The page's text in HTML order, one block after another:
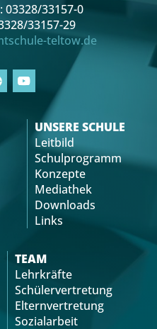
33157-0
33157-29
teltow.de
UNSERE SCHULE
Leitbild
Schulprogramm
Konzepte
Mediathek
Downloads
Links
TEAM
Lehrkräfte
Schülervertretung
Elternvertretung
Sozialarbeit